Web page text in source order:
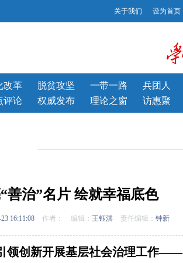
关于我们 设为首页
改革
脱贫攻坚
评论 权威发布
一带一路 兵团人
理论之窗
访惠聚
善治”名片 绘就幸福底色
16:11:08 作者： 编辑： 王钰淇 责任编辑： 钟新
领创新开展基层社会治理工作——